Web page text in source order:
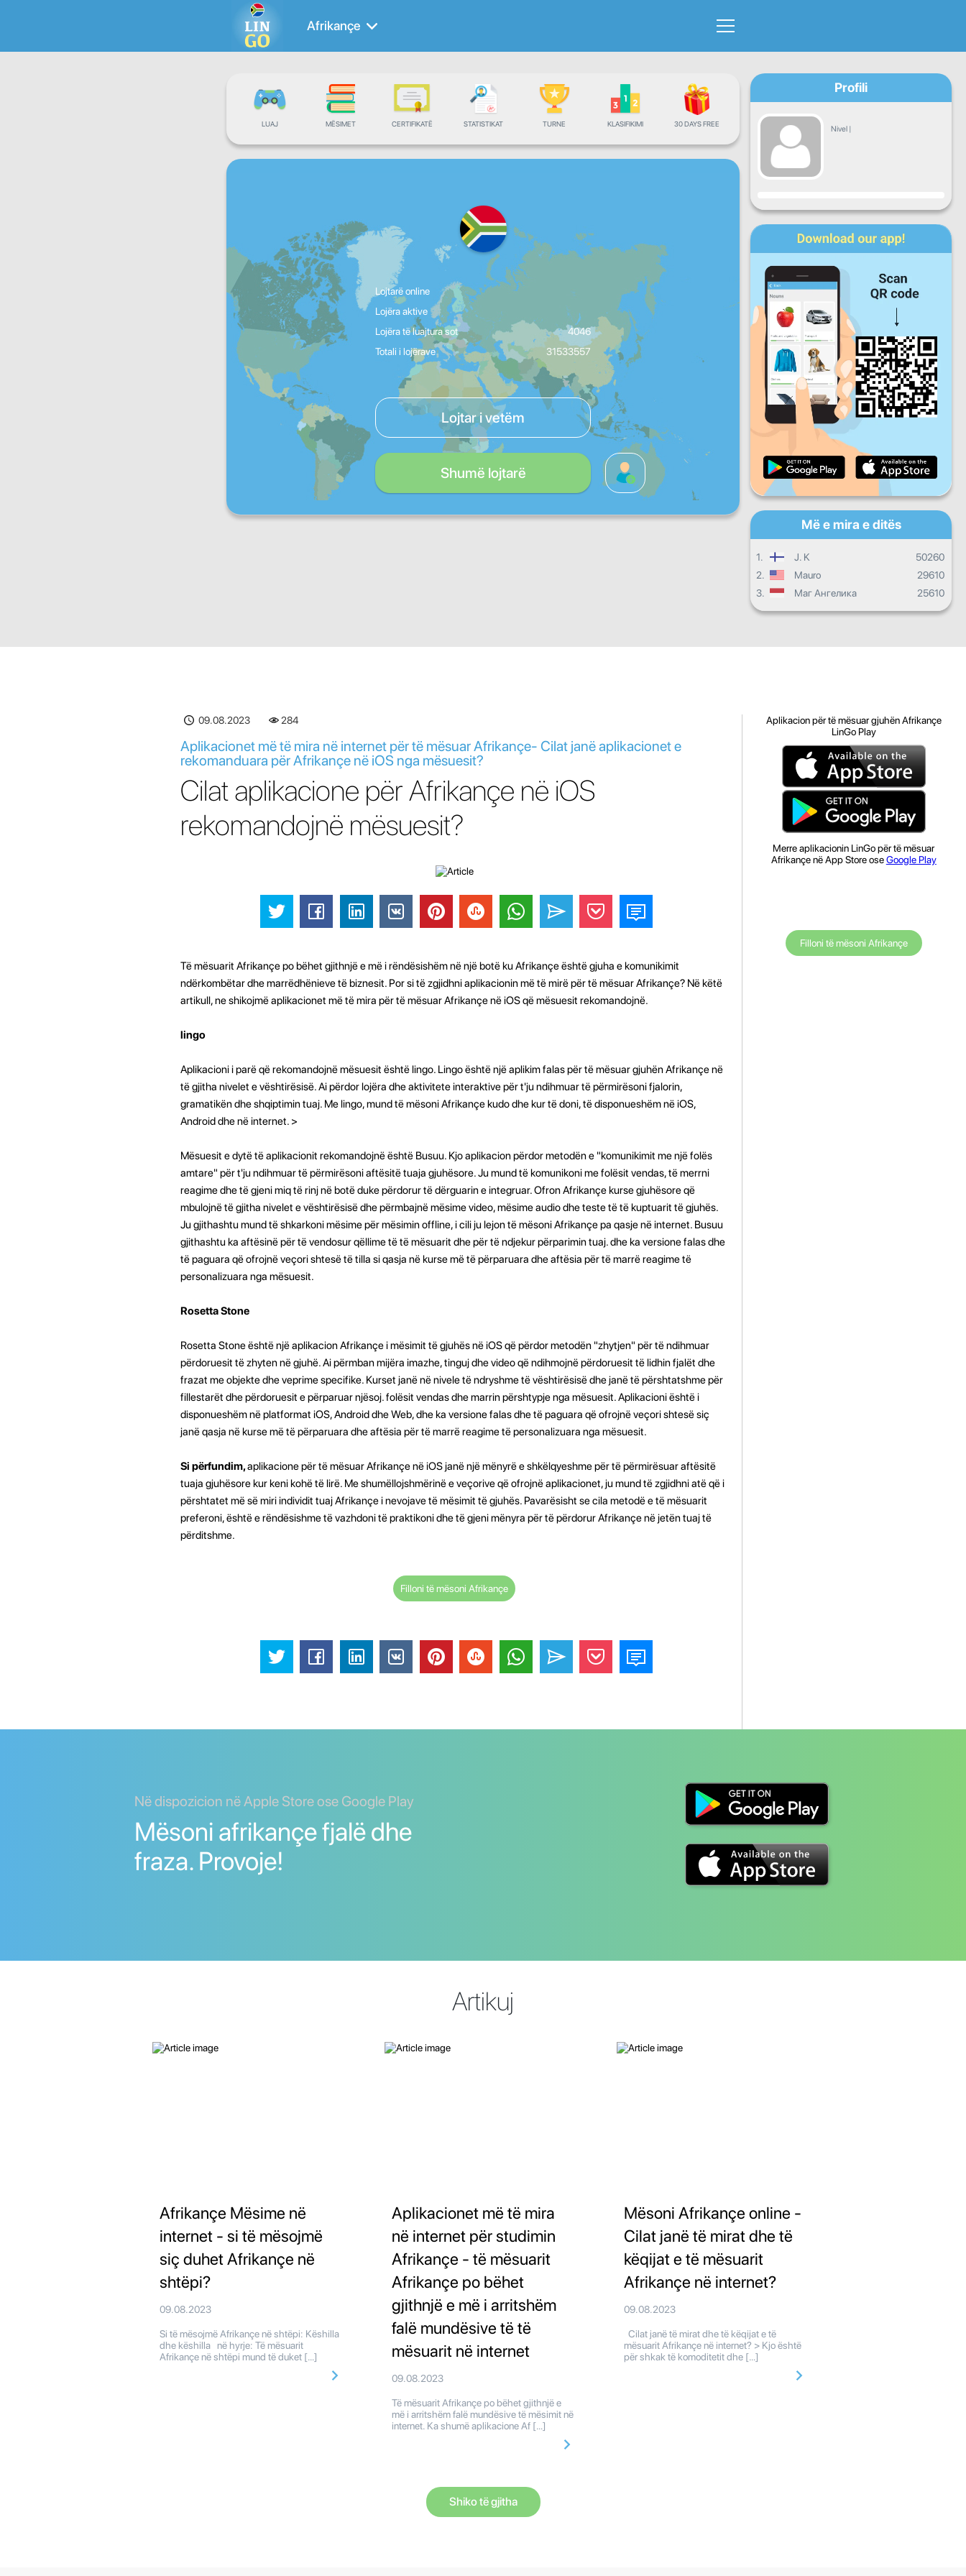
Afrikançe
LUAJ MËSIMET CERTIFIKATË STATISTIKAT TURNE KLASIFIKIMI 30 DAYS FREE
Lojtarë online
Lojëra aktive
Lojëra të luajtura sot
4046
Totali i lojërave
31533557
Lojtar i vetëm
Shumë lojtarë
Profili
Nivel |
Progresi
Hën Mër Enj
Shtu Die
Progresi i përditshëm
Progresi mujor
Progresi i përgjithshëm
Më e mira e ditës
1. J. K
50260
2.
Mauro
29610
3.
Маг Ангелика 25610
09.08.2023 285
Aplikacionet më të mira në internet për të mësuar Afrikançe- Cilat janë aplikacionet e
rekomanduara për Afrikançe në iOS nga mësuesit?
Cilat aplikacione për Afrikançe në iOS
rekomandojnë mësuesit?
Të mësuarit Afrikançe po bëhet gjithnjë e më i rëndësishëm në një botë ku Afrikançe është gjuha e komunikimit
ndërkombëtar dhe marrëdhënieve të biznesit. Por si të zgjidhni aplikacionin më të mirë për të mësuar Afrikançe? Në këtë
artikull, ne shikojmë aplikacionet më të mira për të mësuar Afrikançe në iOS që mësuesit rekomandojnë.
lingo
Aplikacioni i parë që rekomandojnë mësuesit është lingo. Lingo është një aplikim falas për të mësuar gjuhën Afrikançe në
të gjitha nivelet e vështirësisë. Ai përdor lojëra dhe aktivitete interaktive për t'ju ndihmuar të përmirësoni fjalorin,
gramatikën dhe shqiptimin tuaj. Me lingo, mund të mësoni Afrikançe kudo dhe kur të doni, të disponueshëm në iOS,
Android dhe në internet. >
Mësuesit e dytë të aplikacionit rekomandojnë është Busuu. Kjo aplikacion përdor metodën e "komunikimit me një folës
amtare" për t'ju ndihmuar të përmirësoni aftësitë tuaja gjuhësore. Ju mund të komunikoni me folësit vendas, të merrni
reagime dhe të gjeni miq të rinj në botë duke përdorur të dërguarin e integruar. Ofron Afrikançe kurse gjuhësore që
mbulojnë të gjitha nivelet e vështirësisë dhe përmbajnë mësime video, mësime audio dhe teste të të kuptuarit të gjuhës.
Ju gjithashtu mund të shkarkoni mësime për mësimin offline, i cili ju lejon të mësoni Afrikançe pa qasje në internet. Busuu
gjithashtu ka aftësinë për të vendosur qëllime të të mësuarit dhe për të ndjekur përparimin tuaj. dhe ka versione falas dhe
të paguara që ofrojnë veçori shtesë të tilla si qasja në kurse më të përparuara dhe aftësia për të marrë reagime të
personalizuara nga mësuesit.
Rosetta Stone
Rosetta Stone është një aplikacion Afrikançe i mësimit të gjuhës në iOS që përdor metodën "zhytjen" për të ndihmuar
përdoruesit të zhyten në gjuhë. Ai përmban mijëra imazhe, tinguj dhe video që ndihmojnë përdoruesit të lidhin fjalët dhe
frazat me objekte dhe veprime specifike. Kurset janë në nivele të ndryshme të vështirësisë dhe janë të përshtatshme për
fillestarët dhe përdoruesit e përparuar njësoj. folësit vendas dhe marrin përshtypje nga mësuesit. Aplikacioni është i
disponueshëm në platformat iOS, Android dhe Web, dhe ka versione falas dhe të paguara që ofrojnë veçori shtesë siç
janë qasja në kurse më të përparuara dhe aftësia për të marrë reagime të personalizuara nga mësuesit.
Si përfundim,aplikacione për të mësuar Afrikançe në iOS janë një mënyrë e shkëlqyeshme për të përmirësuar aftësitë
tuaja gjuhësore kur keni kohë të lirë. Me shumëllojshmërinë e veçorive që ofrojnë aplikacionet, ju mund të zgjidhni atë që i
përshtatet më së miri individit tuaj Afrikançe i nevojave të mësimit të gjuhës. Pavarësisht se cila metodë e të mësuarit
preferoni, është e rëndësishme të vazhdoni të praktikoni dhe të gjeni mënyra për të përdorur Afrikançe në jetën tuaj të
përditshme.
Filloni të mësoni Afrikançe
Aplikacion për të mësuar gjuhën Afrikançe
LinGo Play
Merre aplikacionin LinGo për të mësuar
Afrikançe në App Store oseGoogle Play
Filloni të mësoni Afrikançe
Në dispozicion në Apple Store ose Google Play
Mësoni afrikançe fjalë dhe
fraza. Provoje!
Artikuj
Afrikançe Mësime në
internet - si të mësojmë
siç duhet Afrikançe në
shtëpi?
09.08.2023
Si të mësojmë Afrikançe në shtëpi: Këshilla
dhe këshilla në hyrje: Të mësuarit
Afrikançe në shtëpi mund të duket […]
Aplikacionet më të mira
në internet për studimin
Afrikançe - të mësuarit
Afrikançe po bëhet
gjithnjë e më i arritshëm
falë mundësive të të
mësuarit në internet
09.08.2023
Të mësuarit Afrikançe po bëhet gjithnjë e
më i arritshëm falë mundësive të mësimit në
internet. Ka shumë aplikacione Af […]
Mësoni Afrikançe online -
Cilat janë të mirat dhe të
këqijat e të mësuarit
Afrikançe në internet?
09.08.2023
Cilat janë të mirat dhe të këqijat e të
mësuarit Afrikançe në internet? > Kjo është
për shkak të komoditetit dhe […]
Shiko të gjitha